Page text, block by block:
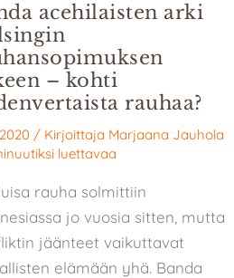
acehilaisten arki
– kohti
rauhaa?
/ Kirjoittaja Marjaana Jauhola
luettavaa
rauha solmittiin
jo vuosia sitten, mutta
jäänteet vaikuttavat
elämään yhä. Banda